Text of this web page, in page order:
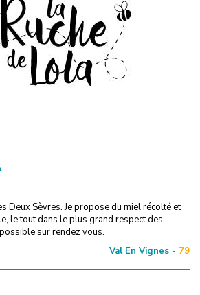
Deux Sèvres. Je propose du miel récolté et
le tout dans le plus grand respect des
sur rendez vous.
Val En Vignes - 79